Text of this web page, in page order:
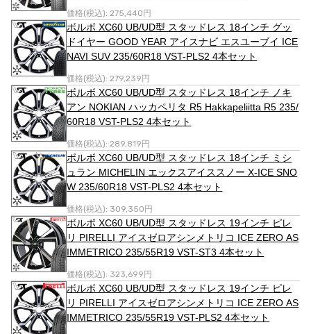
価格(税込): 275,440円
ボルボ XC60 UB/UD型 スタッドレス 18インチ グッ
ドイヤー GOOD YEAR アイスナビ エスユーブイ ICE
NAVI SUV 235/60R18 VST-PLS2 4本セット
価格(税込): 279,239円
ボルボ XC60 UB/UD型 スタッドレス 18インチ ノキ
アン NOKIAN ハッカペリタ R5 Hakkapeliitta R5 235/
60R18 VST-PLS2 4本セット
価格(税込): 289,819円
ボルボ XC60 UB/UD型 スタッドレス 18インチ ミシ
ュラン MICHELIN エックスアイススノー X-ICE SNO
W 235/60R18 VST-PLS2 4本セット
価格(税込): 309,350円
ボルボ XC60 UB/UD型 スタッドレス 19インチ ピレ
リ PIRELLI アイスゼロアシンメトリコ ICE ZERO AS
IMMETRICO 235/55R19 VST-ST3 4本セット
価格(税込): 323,699円
ボルボ XC60 UB/UD型 スタッドレス 19インチ ピレ
リ PIRELLI アイスゼロアシンメトリコ ICE ZERO AS
IMMETRICO 235/55R19 VST-PLS2 4本セット